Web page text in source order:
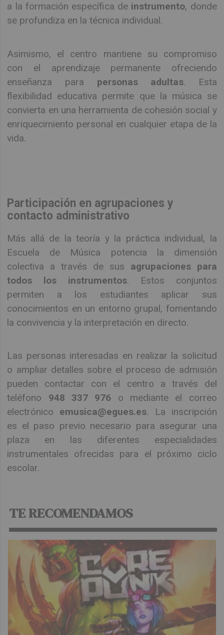
a la formación específica de instrumento, donde
se profundiza en la técnica individual.
Asimismo, el centro mantiene su compromiso
con el aprendizaje permanente ofreciendo
enseñanza para personas adultas. Esta
flexibilidad educativa permite que la música se
convierta en una herramienta de cohesión social y
enriquecimiento personal en cualquier etapa de la
vida.
Participación en agrupaciones y
contacto administrativo
Más allá de la teoría y la práctica individual, la
Escuela de Música potencia la dimensión
colectiva a través de sus agrupaciones para
todos los instrumentos. Estos conjuntos
permiten a los estudiantes aplicar sus
conocimientos en un entorno grupal, fomentando
la convivencia y la interpretación en directo.
Las personas interesadas en realizar la solicitud
o ampliar detalles sobre el proceso de admisión
pueden contactar con el centro a través del
teléfono 948 337 976 o mediante el correo
electrónico emusica@egues.es. La inscripción
es el paso previo necesario para asegurar una
plaza en las diferentes especialidades
instrumentales ofrecidas para el próximo ciclo
escolar.
TE RECOMENDAMOS